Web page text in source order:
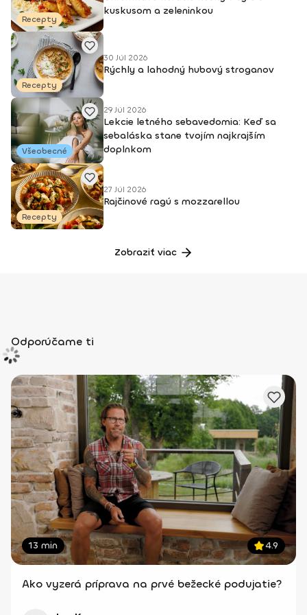
Recepty
kuskusom a zeleninkou
Recepty
30 Júl 2026
Rýchly a lahodný hubový stroganov
Všeobecné
29 Júl 2026
Lekcie letného sebavedomia: Keď sa
sebaláska stane tvojím najkrajším
doplnkom
Recepty
27 Júl 2026
Rajčinové ragú s mozzarellou
Zobraziť viac
Odporúčame ti
13 min 4.9
Ako vyzerá príprava na prvé bežecké podujatie?